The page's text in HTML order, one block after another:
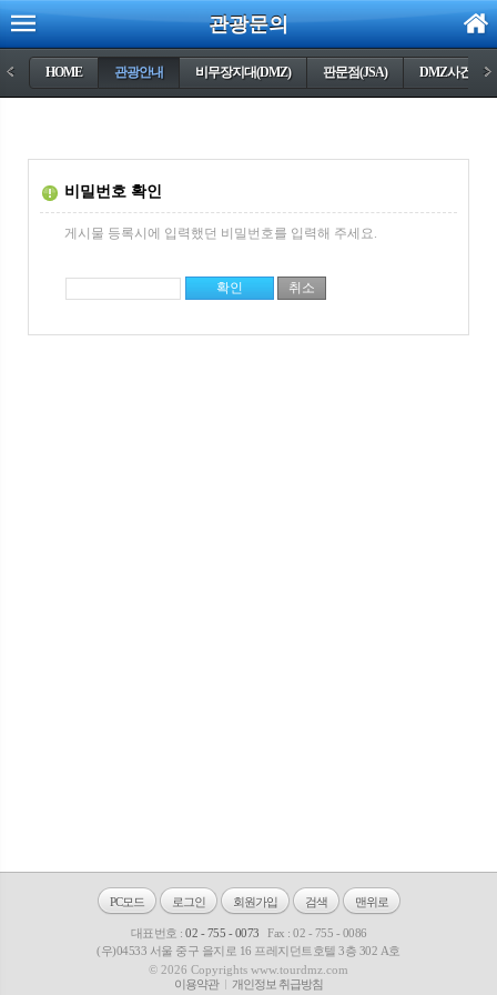
관광문의
< HOME 관광안내 비무장지대(DMZ) 판문점(JSA) DMZ사건들 >
비밀번호 확인
게시물 등록시에 입력했던 비밀번호를 입력해 주세요.
PC모드 로그인 회원가입 검색 맨위로
대표번호 : 02 - 755 - 0073
Fax : 02 - 755 - 0086
(우)04533 서울 중구 을지로 16 프레지던트호텔 3층 302 A호
© 2026 Copyrights www.tourdmz.com
이용약관
개인정보 취급방침